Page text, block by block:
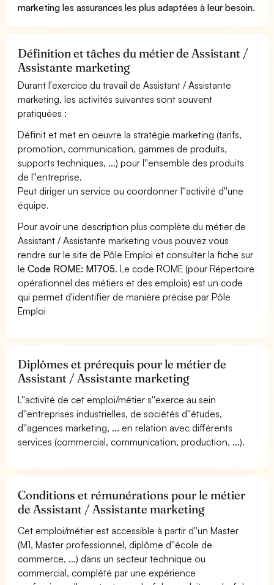
marketing les assurances les plus adaptées à leur besoin.
Définition et tâches du métier de Assistant /
Assistante marketing
Durant l'exercice du travail de Assistant / Assistante
marketing, les activités suivantes sont souvent
pratiquées :
Définit et met en oeuvre la stratégie marketing (tarifs,
promotion, communication, gammes de produits,
supports techniques, ...) pour l''ensemble des produits
de l''entreprise.
Peut diriger un service ou coordonner l''activité d''une
équipe.
Pour avoir une description plus complète du métier de
Assistant / Assistante marketing vous pouvez vous
rendre sur le site de Pôle Emploi et consulter la fiche sur
leCode ROME: M1705. Le code ROME (pour Répertoire
opérationnel des métiers et des emplois) est un code
qui permet d'identifier de manière précise par Pôle
Emploi
Diplômes et prérequis pour le métier de
Assistant / Assistante marketing
L''activité de cet emploi/métier s''exerce au sein
d''entreprises industrielles, de sociétés d''études,
d''agences marketing, ... en relation avec différents
services (commercial, communication, production, ...).
Conditions et rémunérations pour le métier
de Assistant / Assistante marketing
Cet emploi/métier est accessible à partir d''un Master
(M1, Master professionnel, diplôme d''école de
commerce, ...) dans un secteur technique ou
commercial, complété par une expérience